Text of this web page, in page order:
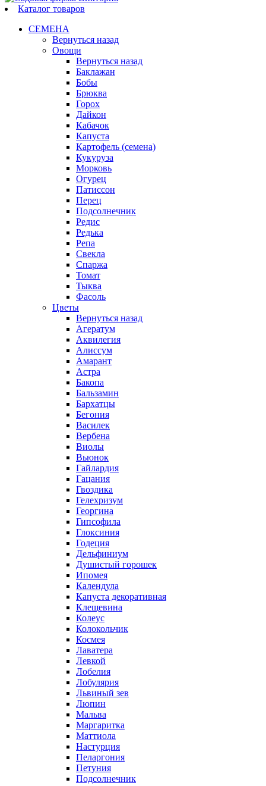
Каталог товаров
СЕМЕНА
Вернуться назад
Овощи
Вернуться назад
Баклажан
Бобы
Брюква
Горох
Дайкон
Кабачок
Капуста
Картофель (семена)
Кукуруза
Морковь
Огурец
Патиссон
Перец
Подсолнечник
Редис
Редька
Репа
Свекла
Спаржа
Томат
Тыква
Фасоль
Цветы
Вернуться назад
Агератум
Аквилегия
Алиссум
Амарант
Астра
Бакопа
Бальзамин
Бархатцы
Бегония
Василек
Вербена
Виолы
Вьюнок
Гайлардия
Гацания
Гвоздика
Гелехризум
Георгина
Гипсофила
Глоксиния
Годеция
Дельфиниум
Душистый горошек
Ипомея
Календула
Капуста декоративная
Клещевина
Колеус
Колокольчик
Космея
Лаватера
Левкой
Лобелия
Лобулярия
Львиный зев
Люпин
Мальва
Маргаритка
Маттиола
Настурция
Пеларгония
Петуния
Подсолнечник